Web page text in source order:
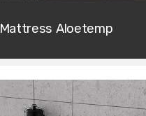
Mattress Aloetemp